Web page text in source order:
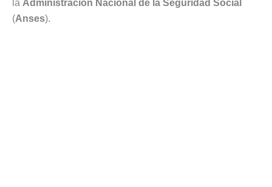
la Administración Nacional de la Seguridad Social
(Anses).